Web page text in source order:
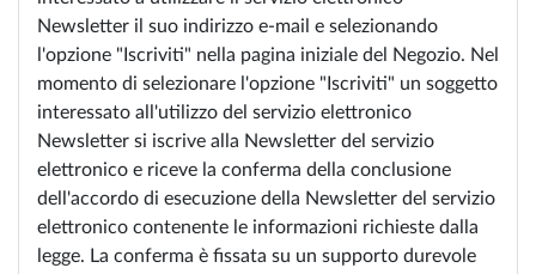
Newsletter il suo indirizzo e-mail e selezionando
l'opzione "Iscriviti" nella pagina iniziale del Negozio. Nel
momento di selezionare l'opzione "Iscriviti" un soggetto
interessato all'utilizzo del servizio elettronico
Newsletter si iscrive alla Newsletter del servizio
elettronico e riceve la conferma della conclusione
dell'accordo di esecuzione della Newsletter del servizio
elettronico contenente le informazioni richieste dalla
legge. La conferma è fissata su un supporto durevole